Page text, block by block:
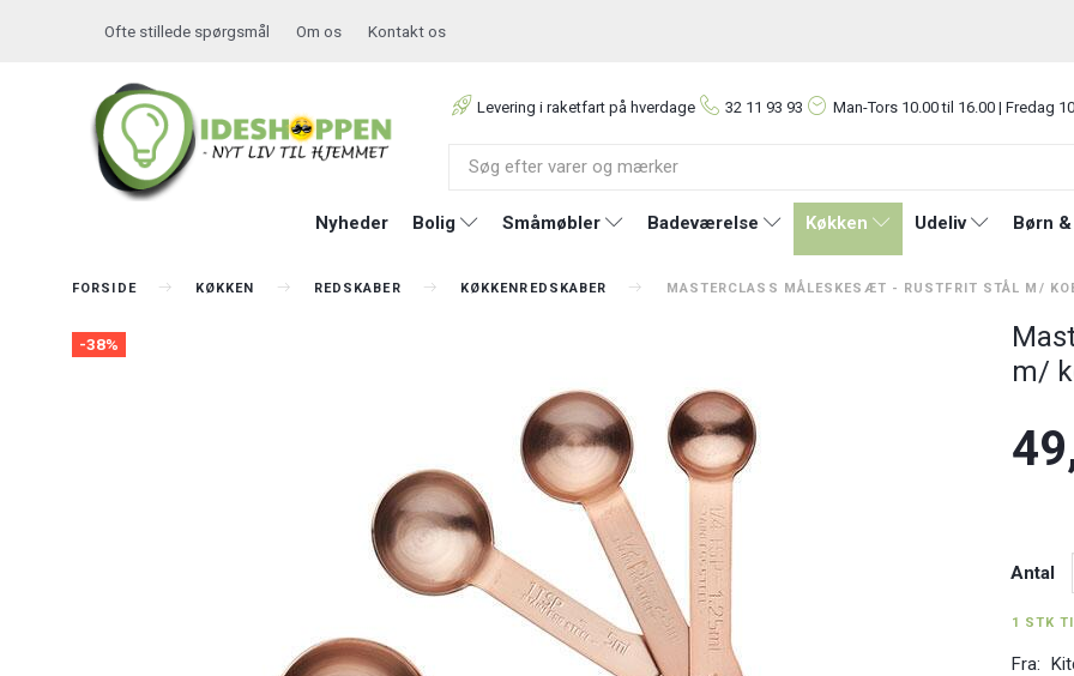
Ofte stillede spørgsmål Om os Kontakt os
Levering i raketfart på hverdage 32 11 93 93 Man-Tors 10.00 til 16.00 | Fredag
Nyheder Bolig Småmøbler Badeværelse Køkken Udeliv Børn
FORSIDE KØKKEN REDSKABER KØKKENREDSKABER MASTERCLASS MÅLESKESÆT - RUSTFRIT STÅL M/
-38%
m/
Antal
1 STK
Fra: